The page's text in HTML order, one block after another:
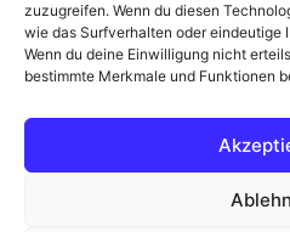
zuzugreifen. Wenn du diesen
wie das Surfverhalten oder eindeutige
Wenn du deine Einwilligung nicht
bestimmte Merkmale und Funktionen
akzeptieren und